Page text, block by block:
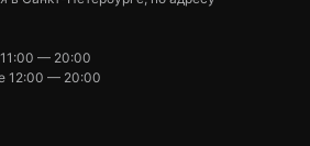
— 20:00
12:00 — 20:00